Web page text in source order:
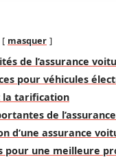
masquer
de l’assurance
pour véhicules
la tarification
de
d’une assurance
pour une meilleure